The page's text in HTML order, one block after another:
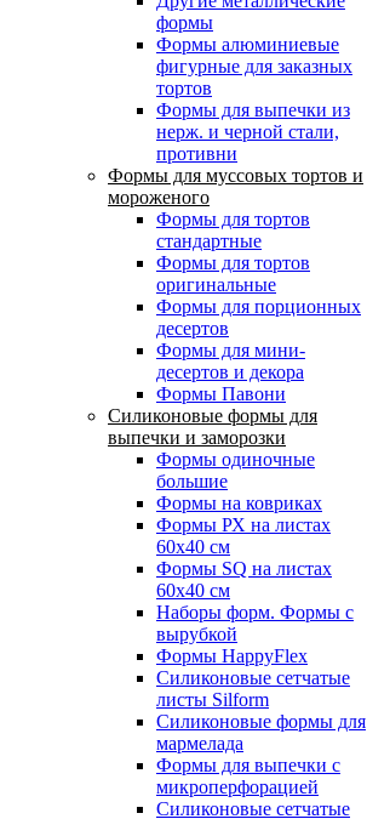
формы
Формы алюминиевые
фигурные для заказных
тортов
Формы для выпечки из
нерж. и черной стали,
противни
Формы для муссовых тортов и
мороженого
Формы для тортов
стандартные
Формы для тортов
оригинальные
Формы для порционных
десертов
Формы для мини-
десертов и декора
Формы Павони
Силиконовые формы для
выпечки и заморозки
Формы одиночные
большие
Формы на ковриках
Формы РХ на листах
60х40 см
Формы SQ на листах
60х40 см
Наборы форм. Формы с
вырубкой
Формы HappyFlex
Силиконовые сетчатые
листы Silform
Силиконовые формы для
мармелада
Формы для выпечки с
микроперфорацией
Силиконовые сетчатые